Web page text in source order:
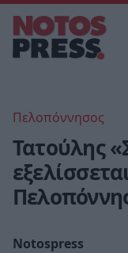
Πελοπόννησος
Τατούλης
Notospress